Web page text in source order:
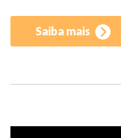
Saiba mais